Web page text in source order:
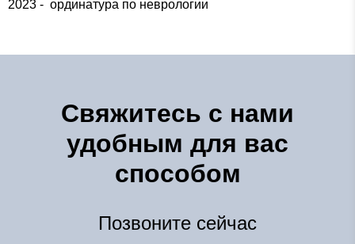
2023 - ординатура по неврологии
Свяжитесь с нами
удобным для вас
способом
Позвоните сейчас